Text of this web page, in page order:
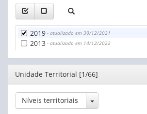
2019 - atualizado em 30/12/2021
2013 - atualizado em 14/12/2022
Editor
Unidade Territorial [1/66]
Níveis territoriais Toggle Dropdown